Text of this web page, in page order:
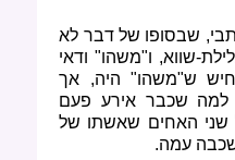
שבסופו של דבר לא
שווא, ו"משהו" ודאי
ש"משהו" היה, אך
למה שכבר אירע פעם
שני האחים שאשתו של
עמה.